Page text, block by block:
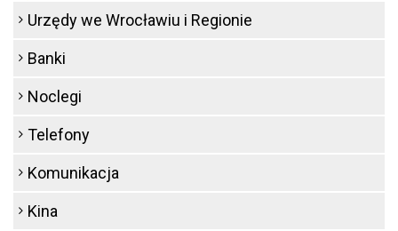
Urzędy we Wrocławiu i Regionie
Banki
Noclegi
Telefony
Komunikacja
Kina